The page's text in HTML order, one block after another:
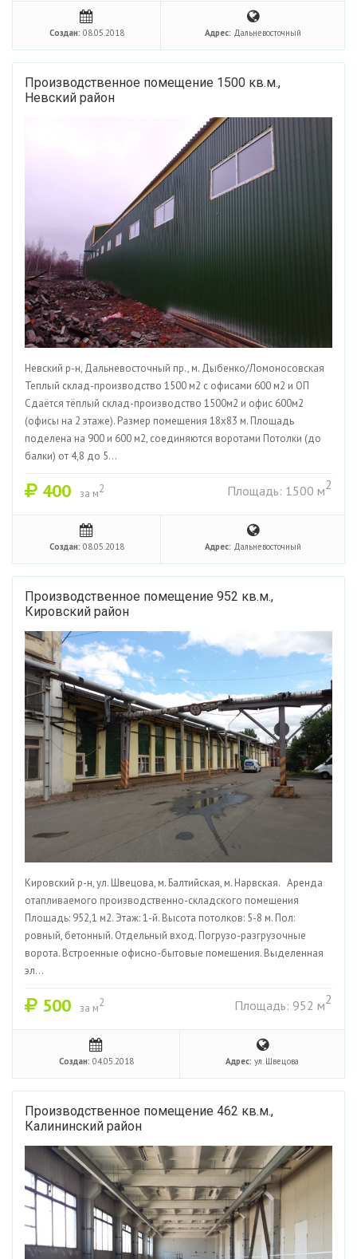
Создан: 08.05.2018 Адрес: Дальневосточный
Производственное помещение 1500 кв.м.,
Невский район
Невский р-н, Дальневосточный пр., м. Дыбенко/Ломоносовская
Теплый склад-производство 1500 м2 с офисами 600 м2 и ОП
Сдаётся тёплый склад-производство 1500м2 и офис 600м2
(офисы на 2 этаже). Размер помещения 18х83 м. Площадь
поделена на 900 и 600 м2, соединяются воротами Потолки (до
балки) от 4,8 до 5...
400 за м2 Площадь: 1500 м2
Создан: 08.05.2018 Адрес: Дальневосточный
Производственное помещение 952 кв.м.,
Кировский район
Кировский р-н, ул. Швецова, м. Балтийская, м. Нарвская. Аренда
отапливаемого производственно-складского помещения
Площадь: 952,1 м2. Этаж: 1-й. Высота потолков: 5-8 м. Пол:
ровный, бетонный. Отдельный вход. Погрузо-разгрузочные
ворота. Встроенные офисно-бытовые помещения. Выделенная
эл...
500 за м2 Площадь: 952 м2
Создан: 04.05.2018 Адрес: ул. Швецова
Производственное помещение 462 кв.м.,
Калининский район